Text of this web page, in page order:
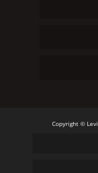
Copyright ©